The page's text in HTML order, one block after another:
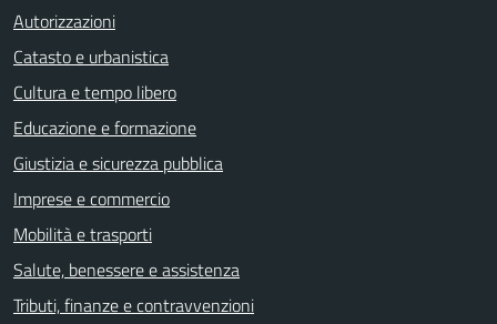
Autorizzazioni
Catasto e urbanistica
Cultura e tempo libero
Educazione e formazione
Giustizia e sicurezza pubblica
Imprese e commercio
Mobilità e trasporti
Salute, benessere e assistenza
Tributi, finanze e contravvenzioni